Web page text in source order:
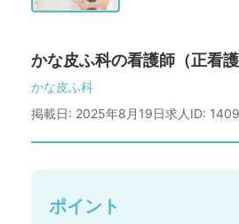
かな皮ふ科の看護師（正看護
かな皮ふ科
掲載日: 2025年8月19日求人ID: 1409
ポイント